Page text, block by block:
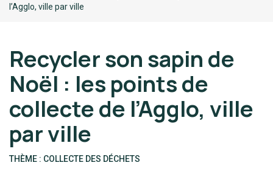
l’Agglo, ville par ville
Recycler son sapin de
Noël : les points de
collecte de l’Agglo, ville
par ville
THÈME : COLLECTE DES DÉCHETS